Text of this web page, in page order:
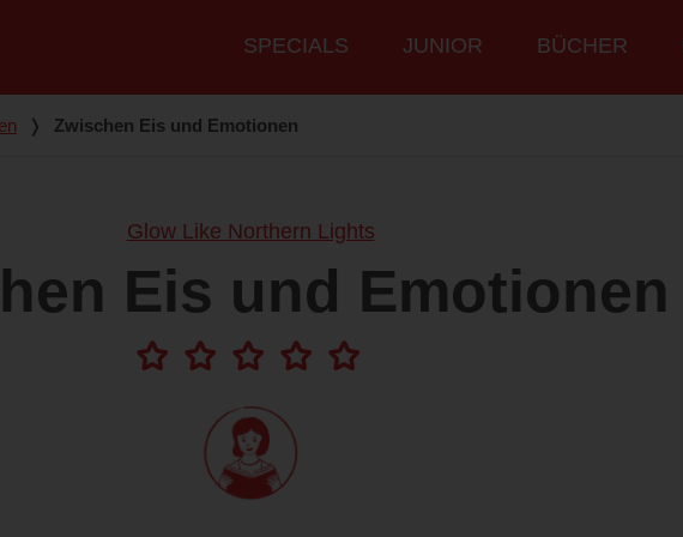
Hauptmenü
SPECIALS JUNIOR BÜCHER
❭ Zwischen Eis und Emotionen
Glow Like Northern Lights
Eis und Emotionen